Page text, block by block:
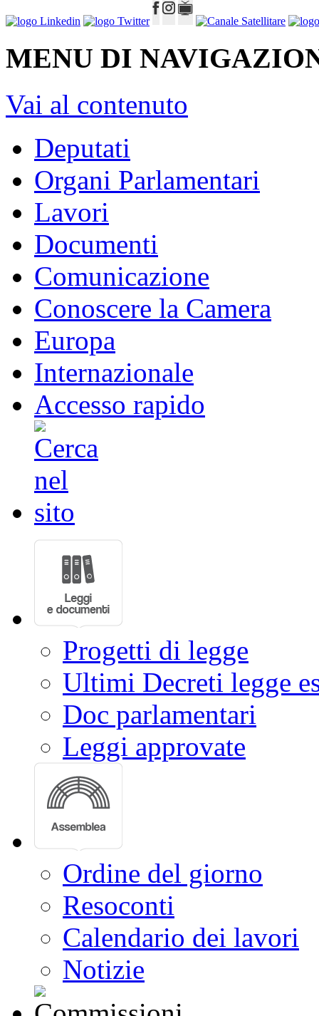
MENU DI
Vai al contenuto
Deputati
Organi Parlamentari
Lavori
Documenti
Comunicazione
Conoscere la Camera
Europa
Internazionale
Accesso rapido
Progetti di legge
Ultimi Decreti legge
Doc parlamentari
Leggi approvate
Ordine del giorno
Resoconti
Calendario dei lavori
Notizie